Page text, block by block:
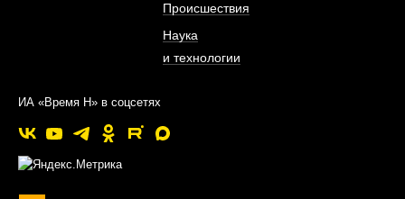
Происшествия
Наука
и технологии
ИА «Время Н» в соцсетях